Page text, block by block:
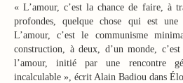
« L’amour, c’est la chance de faire, à
profondes, quelque chose qui est
L’amour, c’est le communisme
construction, à deux, d’un monde,
l’amour, initié par une rencontre
incalculable », écrit Alain Badiou dans